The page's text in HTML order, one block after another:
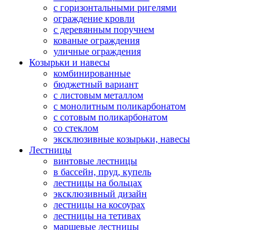
с горизонтальными ригелями
ограждение кровли
с деревянным поручнем
кованые ограждения
уличные ограждения
Козырьки и навесы
комбинированные
бюджетный вариант
с листовым металлом
с монолитным поликарбонатом
с сотовым поликарбонатом
со стеклом
эксклюзивные козырьки, навесы
Лестницы
винтовые лестницы
в бассейн, пруд, купель
лестницы на больцах
эксклюзивный дизайн
лестницы на косоурах
лестницы на тетивах
маршевые лестницы